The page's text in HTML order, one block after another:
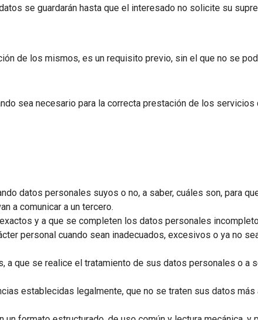
se guardarán hasta que el interesado no solicite su
de los mismos, es un requisito previo, sin el que no se
sea necesario para la correcta prestación de los
datos personales suyos o no, a saber, cuáles son, para
a comunicar a un tercero.
y a que se completen los datos personales
personal cuando sean inadecuados, excesivos o ya no
a que se realice el tratamiento de sus datos personales o a
establecidas legalmente, que no se traten sus datos